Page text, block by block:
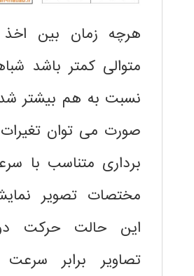
هرچه زمان بین
متوالی کمتر باشد
نسبت به هم بیشتر
صورت می توان
برداری متناسب با
مختصات تصویر
این حالت حرکت
تصاویر برابر